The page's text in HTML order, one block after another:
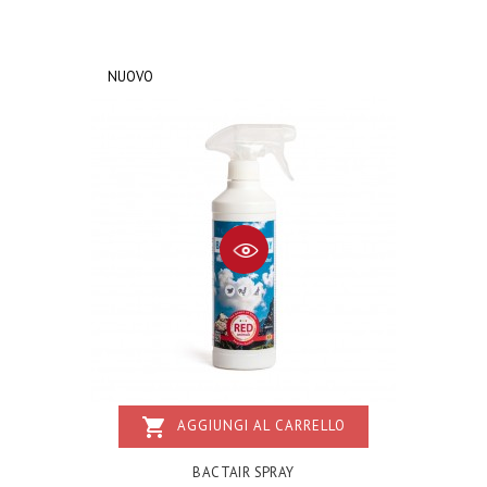
NUOVO
shopping_cart AGGIUNGI AL CARRELLO
BACTAIR SPRAY